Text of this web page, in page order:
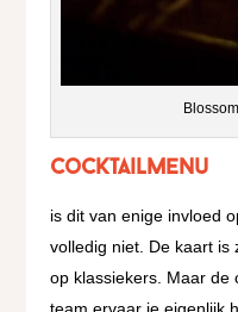
Cocktailmenu
is dit van enige invloed
volledig niet. De kaart is
op klassiekers. Maar de
team ervaar je eigenlijk